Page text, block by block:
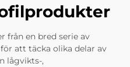
från en bred serie av
att täcka olika delar av
lågvikts-,